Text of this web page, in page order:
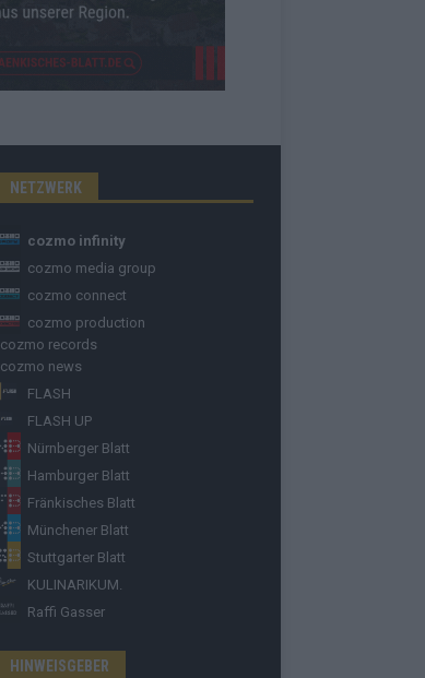
NETZWERK
cozmo infinity
cozmo media group
cozmo connect
cozmo production
cozmo records
cozmo news
FLASH
FLASH UP
Nürnberger Blatt
Hamburger Blatt
Fränkisches Blatt
Münchener Blatt
Stuttgarter Blatt
KULINARIKUM.
Raffi Gasser
HINWEISGEBER